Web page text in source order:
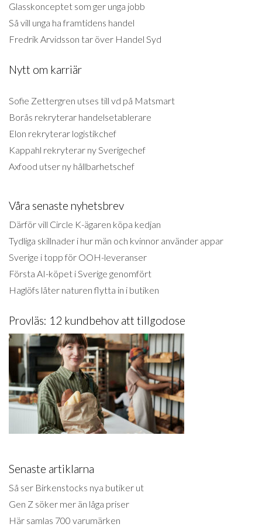
Glasskonceptet som ger unga jobb
Så vill unga ha framtidens handel
Fredrik Arvidsson tar över Handel Syd
Nytt om karriär
Sofie Zettergren utses till vd på Matsmart
Borås rekryterar handelsetablerare
Elon rekryterar logistikchef
Kappahl rekryterar ny Sverigechef
Axfood utser ny hållbarhetschef
Våra senaste nyhetsbrev
Därför vill Circle K-ägaren köpa kedjan
Tydliga skillnader i hur män och kvinnor använder appar
Sverige i topp för OOH-leveranser
Första AI-köpet i Sverige genomfört
Haglöfs låter naturen flytta in i butiken
Provläs: 12 kundbehov att tillgodose
Senaste artiklarna
Så ser Birkenstocks nya butiker ut
Gen Z söker mer än låga priser
Här samlas 700 varumärken